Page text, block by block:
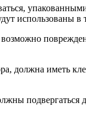
использованы в
должна иметь
подвергаться